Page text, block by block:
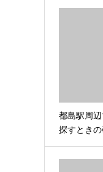
都島駅周
探すとき